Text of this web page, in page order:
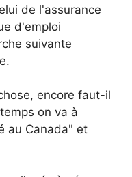
de l'assurance
d'emploi
suivante
encore faut-il
on va à
au Canada" et